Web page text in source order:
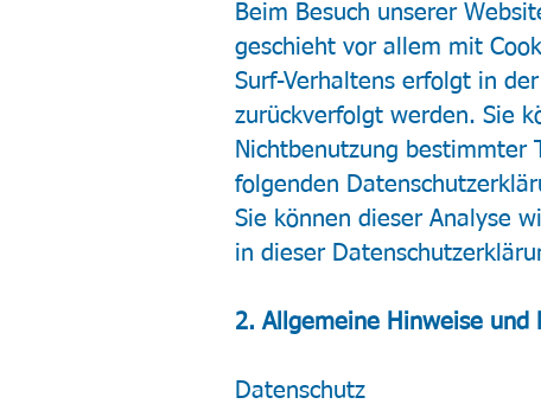
Beim Besuch unserer
geschieht vor allem mit
Surf-Verhaltens erfolgt in
zurückverfolgt werden. Sie
Nichtbenutzung bestimmter
folgenden
Sie können dieser Analyse
in dieser
2. Allgemeine Hinweise und
Datenschutz